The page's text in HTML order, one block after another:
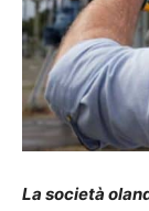
La società